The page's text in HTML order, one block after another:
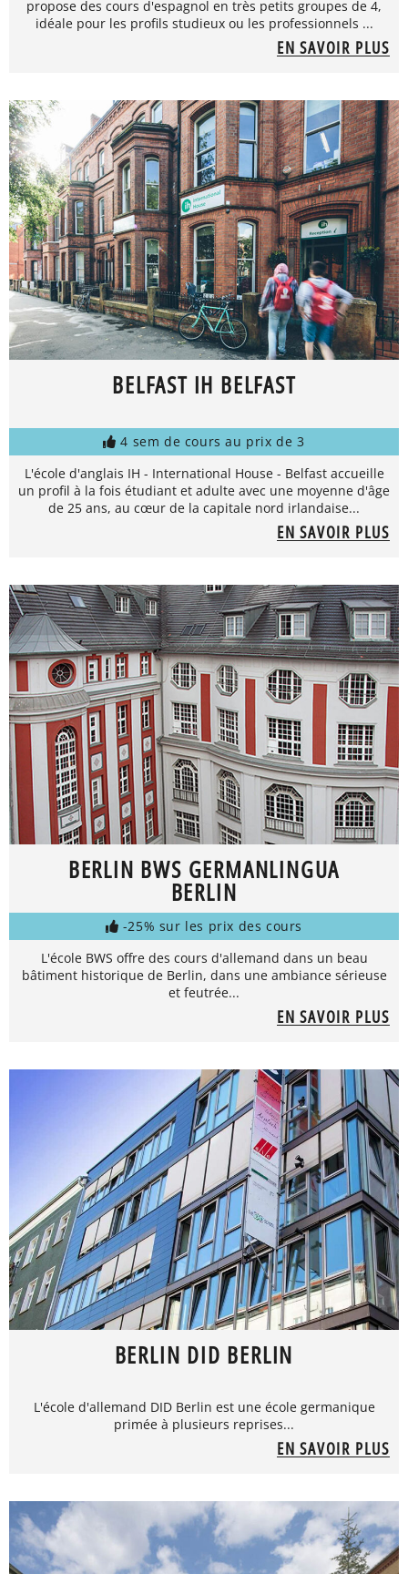
propose des cours d'espagnol en très petits groupes de 4,
idéale pour les profils studieux ou les professionnels ...
EN SAVOIR PLUS
BELFAST IH BELFAST
4 sem de cours au prix de 3
L'école d'anglais IH - International House - Belfast accueille
un profil à la fois étudiant et adulte avec une moyenne d'âge
de 25 ans, au cœur de la capitale nord irlandaise...
EN SAVOIR PLUS
BERLIN BWS GERMANLINGUA
BERLIN
-25% sur les prix des cours
L'école BWS offre des cours d'allemand dans un beau
bâtiment historique de Berlin, dans une ambiance sérieuse
et feutrée...
EN SAVOIR PLUS
BERLIN DID BERLIN
L'école d'allemand DID Berlin est une école germanique
primée à plusieurs reprises...
EN SAVOIR PLUS